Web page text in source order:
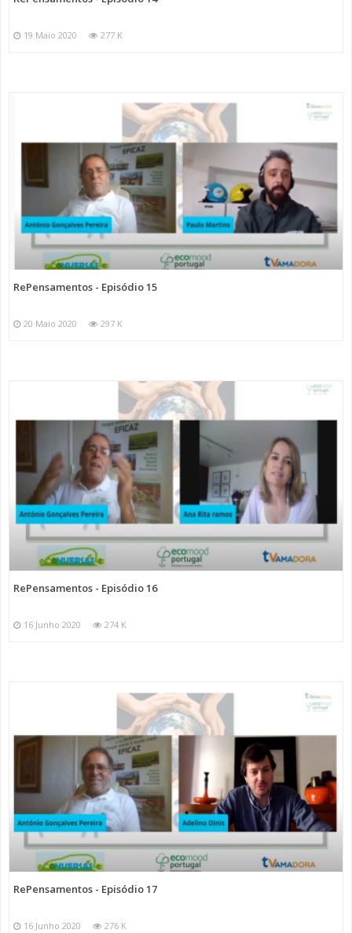
19 Maio 2020 277 K
RePensamentos - Episódio 15
20 Maio 2020 297 K
RePensamentos - Episódio 16
16 Junho 2020 274 K
RePensamentos - Episódio 17
16 Junho 2020 276 K